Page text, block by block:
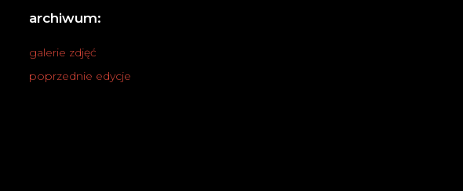
archiwum:
galerie zdjęć
poprzednie edycje